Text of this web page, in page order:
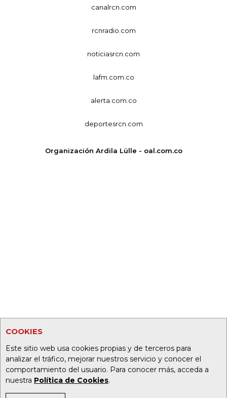
COOKIES
Este sitio web usa cookies propias y de terceros para
analizar el tráfico, mejorar nuestros servicio y conocer el
comportamiento del usuario. Para conocer más, acceda a
nuestra Política de Cookies.
canalrcn.com
rcnradio.com
noticiasrcn.com
lafm.com.co
alerta.com.co
deportesrcn.com
Organización Ardila Lülle - oal.com.co